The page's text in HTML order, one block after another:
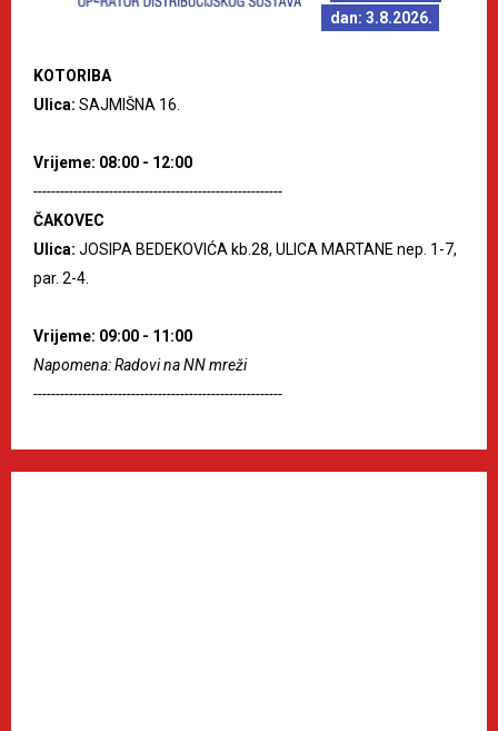
dan: 3.8.2026.
KOTORIBA
Ulica: SAJMIŠNA 16.
Vrijeme: 08:00 - 12:00
--------------------------------------------------------
ČAKOVEC
Ulica: JOSIPA BEDEKOVIĆA kb.28, ULICA MARTANE nep. 1-7,
par. 2-4.
Vrijeme: 09:00 - 11:00
Napomena: Radovi na NN mreži
--------------------------------------------------------